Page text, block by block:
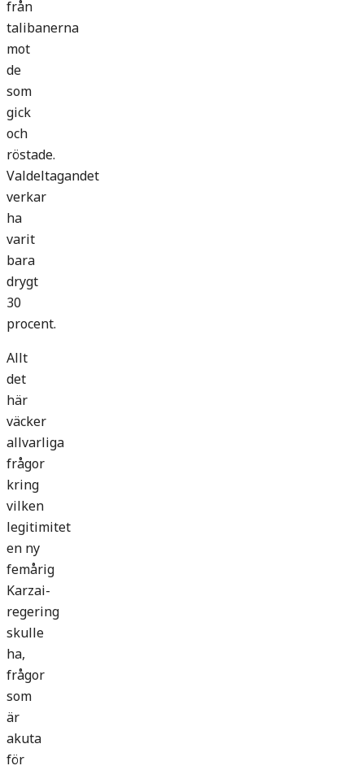
från
talibanerna
mot
de
som
gick
och
röstade.
Valdeltagandet
verkar
ha
varit
bara
drygt
30
procent.
Allt
det
här
väcker
allvarliga
frågor
kring
vilken
legitimitet
en ny
femårig
Karzai-
regering
skulle
ha,
frågor
som
är
akuta
för